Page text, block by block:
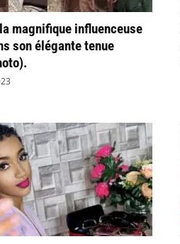
magnifique influenceuse
son élégante tenue